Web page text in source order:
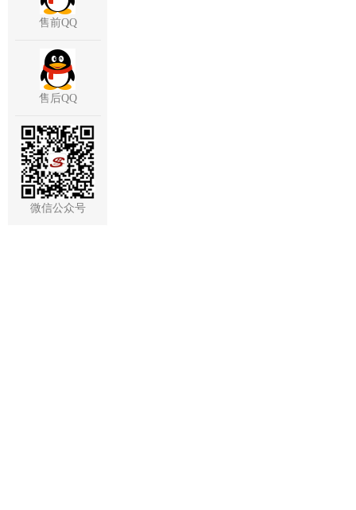
售前QQ
售后QQ
微信公众号